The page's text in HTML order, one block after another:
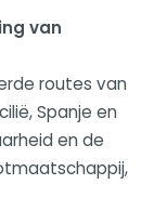
van
routes van
Spanje en
en de